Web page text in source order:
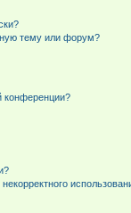
тему или форум?
конференции?